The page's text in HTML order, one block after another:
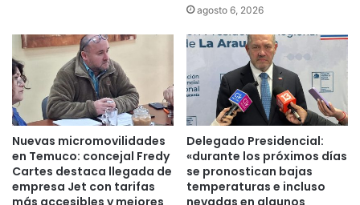
e
s
t
a
b
l
e
i
a
y
C
o
s
e
r
v
agosto 6, 2026
Nuevas micromovilidades
en Temuco: concejal Fredy
Cartes destaca llegada de
empresa Jet con tarifas
más accesibles y mejores
Delegado Presidencial:
«durante los próximos días
se pronostican bajas
temperaturas e incluso
nevadas en algunos